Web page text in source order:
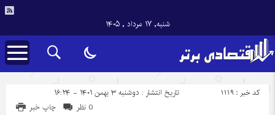
شنبه, ۱۷ مرداد , ۱۴۰۵
تاریخ انتشار : دوشنبه ۳ بهمن ۱۴۰۱ - ۱۶:۲۴ کد خبر : 1119
چاپ خبر 0 نظر